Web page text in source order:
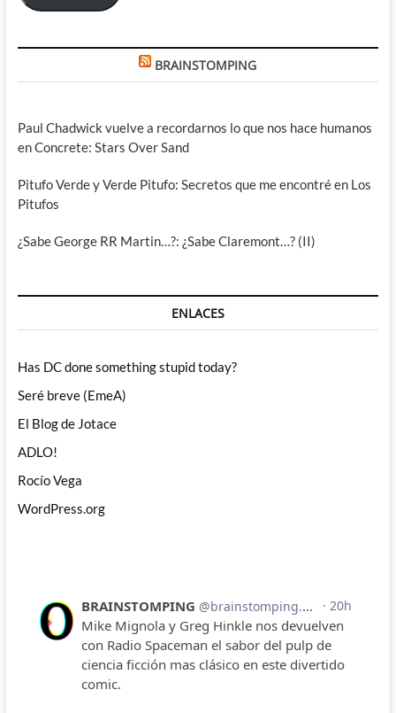
BRAINSTOMPING
Paul Chadwick vuelve a recordarnos lo que nos hace humanos
en Concrete: Stars Over Sand
Pitufo Verde y Verde Pitufo: Secretos que me encontré en Los
Pitufos
¿Sabe George RR Martin…?: ¿Sabe Claremont…? (II)
ENLACES
Has DC done something stupid today?
Seré breve (EmeA)
El Blog de Jotace
ADLO!
Rocío Vega
WordPress.org